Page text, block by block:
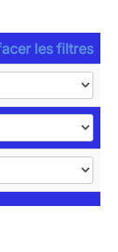
les filtres